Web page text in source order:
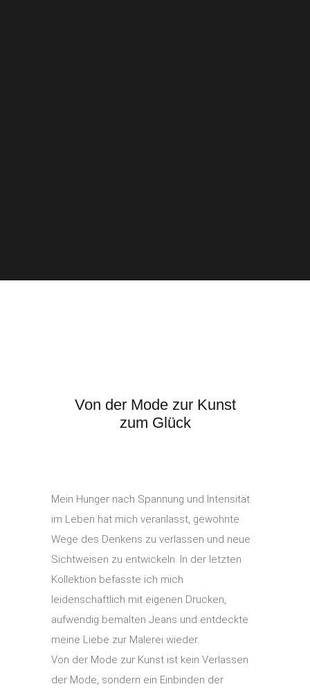
Von der Mode zur Kunst
zum Glück
Mein Hunger nach Spannung und Intensität
im Leben hat mich veranlasst, gewohnte
Wege des Denkens zu verlassen und neue
Sichtweisen zu entwickeln. In der letzten
Kollektion befasste ich mich
leidenschaftlich mit eigenen Drucken,
aufwendig bemalten Jeans und entdeckte
meine Liebe zur Malerei wieder.
Von der Mode zur Kunst ist kein Verlassen
der Mode, sondern ein Einbinden der